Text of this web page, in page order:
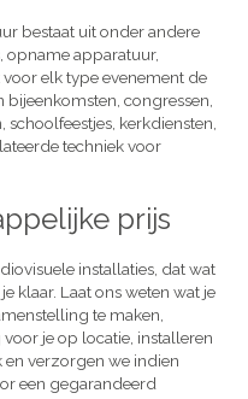
bestaat uit onder andere
opname apparatuur,
elk type evenement de
congressen,
kerkdiensten,
techniek voor
prijs
installaties, dat wat
klaar. Laat ons weten wat je
te maken,
je op locatie, installeren
verzorgen we indien
een gegarandeerd